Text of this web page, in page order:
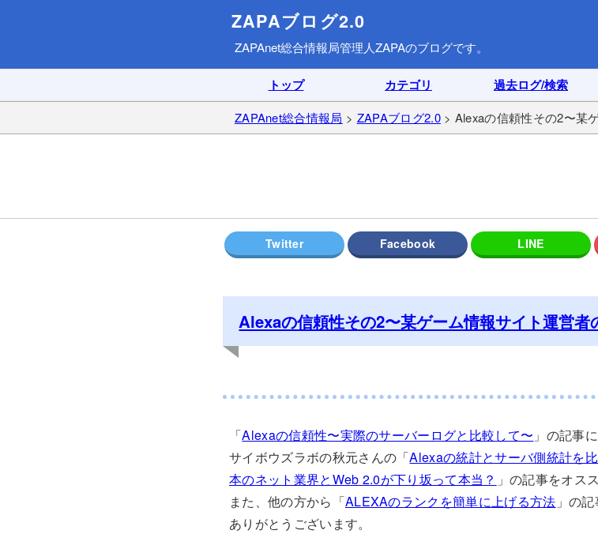
ZAPAブログ2.0
ZAPAnet総合情報局管理人ZAPAのブログです。
トップ カテゴリ 過去ログ/検索
ZAPAnet総合情報局 > ZAPAブログ2.0> Alexaの信頼性その2〜某
Alexaの信頼性その2〜某ゲーム情報サイト運営者
「Alexaの信頼性〜実際のサーバーログと比較して〜 」の記事
サイボウズラボの秋元さんの「Alexaの統計とサーバ側統計を
本のネット業界とWeb 2.0が下り坂って本当？ 」の記事をオス
また、他の方から「ALEXAのランクを簡単に上げる方法 」の
ありがとうございます。